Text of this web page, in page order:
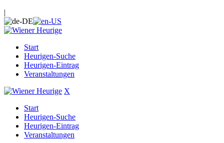
|
Start
Heurigen-Suche
Heurigen-Eintrag
Veranstaltungen
X
Start
Heurigen-Suche
Heurigen-Eintrag
Veranstaltungen